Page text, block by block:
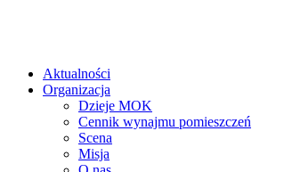
Aktualności
Organizacja
Dzieje MOK
Cennik wynajmu pomieszczeń
Scena
Misja